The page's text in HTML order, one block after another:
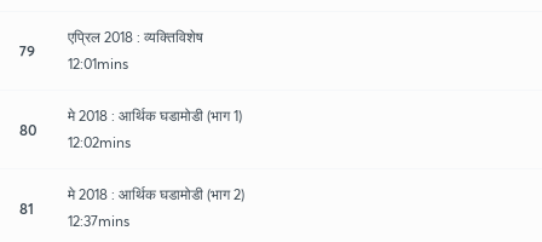
79
एप्रिल 2018 : व्यक्तिविशेष
12:01mins
80
मे 2018 : आर्थिक घडामोडी (भाग 1)
12:02mins
81
मे 2018 : आर्थिक घडामोडी (भाग 2)
12:37mins